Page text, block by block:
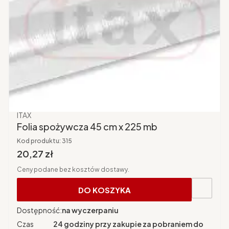
Producent
ITAX
Folia spożywcza 45 cm x 225 mb
Kod produktu: 315
Cena brutto
20,27 zł
Ceny podane bez kosztów dostawy.
DO KOSZYKA
Dostępność:na wyczerpaniu
Czas
24 godziny przy zakupie za pobraniem do